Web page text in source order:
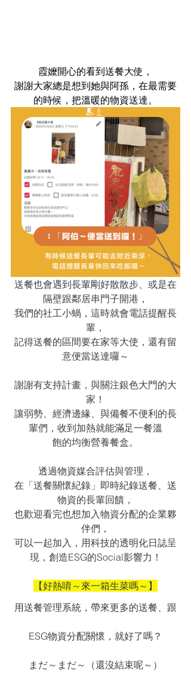
霞嬤開心的看到送餐大使，
謝謝大家總是想到她與阿孫，在最需要
的時候，把溫暖的物資送達。
送餐也會遇到長輩剛好散散步、或是在
隔壁跟鄰居串門子開港，
我們的社工小蝸，這時就會電話提醒長
輩，
記得送餐的區間要在家等大使，還有留
意便當送達囉～
謝謝有支持計畫，與關注銀色大門的大
家！
讓弱勢、經濟邊緣、與備餐不便利的長
輩們，收到加熱就能滿足一餐溫
飽的均衡營養餐盒。
透過物資媒合評估與管理，
在「送餐關懷紀錄」即時紀錄送餐、送
物資的長輩回饋，
也歡迎看完也想加入物資分配的企業夥
伴們，
可以一起加入，用科技的透明化日誌呈
現，創造ESG的Social影響力！
【好熱唷～來一箱生菜嗎～】
用送餐管理系統，帶來更多的送餐、跟
ESG物資分配關懷，就好了嗎？
まだ～まだ～（還沒結束呢～）